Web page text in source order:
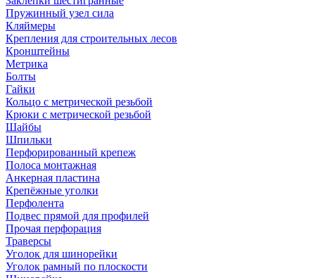
Пружинный узел сила
Кляймеры
Крепления для строительных лесов
Кронштейны
Метрика
Болты
Гайки
Кольцо с метрической резьбой
Крюки с метрической резьбой
Шайбы
Шпильки
Перфорированный крепеж
Полоса монтажная
Анкерная пластина
Крепёжные уголки
Перфолента
Подвес прямой для профилей
Прочая перфорация
Траверсы
Уголок для шинорейки
Уголок рамный по плоскости